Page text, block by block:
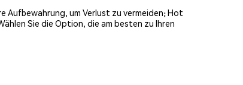
um Verlust zu vermeiden; Hot
Sie die Option, die am besten zu Ihren